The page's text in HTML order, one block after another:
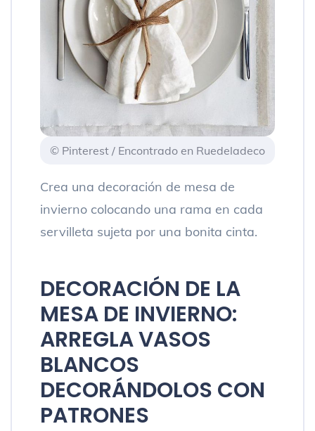
© Pinterest / Encontrado en Ruedeladeco
Crea una decoración de mesa de
invierno colocando una rama en cada
servilleta sujeta por una bonita cinta.
DECORACIÓN DE LA
MESA DE INVIERNO:
ARREGLA VASOS
BLANCOS
DECORÁNDOLOS CON
PATRONES